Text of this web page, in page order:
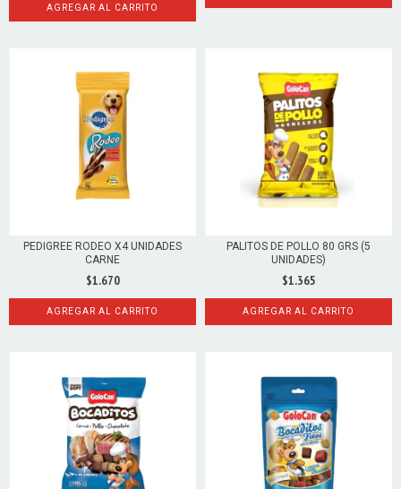
AGREGAR AL CARRITO
PEDIGREE RODEO X4 UNIDADES
CARNE
$1.670
AGREGAR AL CARRITO
PALITOS DE POLLO 80 GRS (5
UNIDADES)
$1.365
AGREGAR AL CARRITO